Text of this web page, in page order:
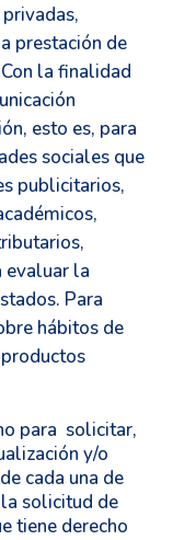
prestación de
la finalidad
esto es, para
sociales que
publicitarios,
evaluar la
Para
hábitos de
para solicitar,
y/o
cada una de
solicitud de
tiene derecho